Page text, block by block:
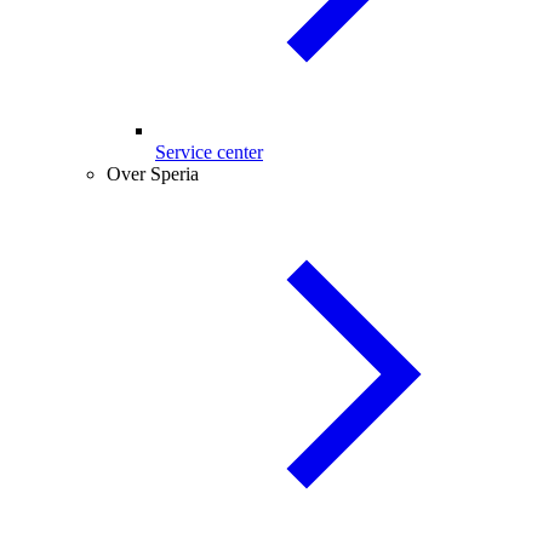
Service center
Over Speria